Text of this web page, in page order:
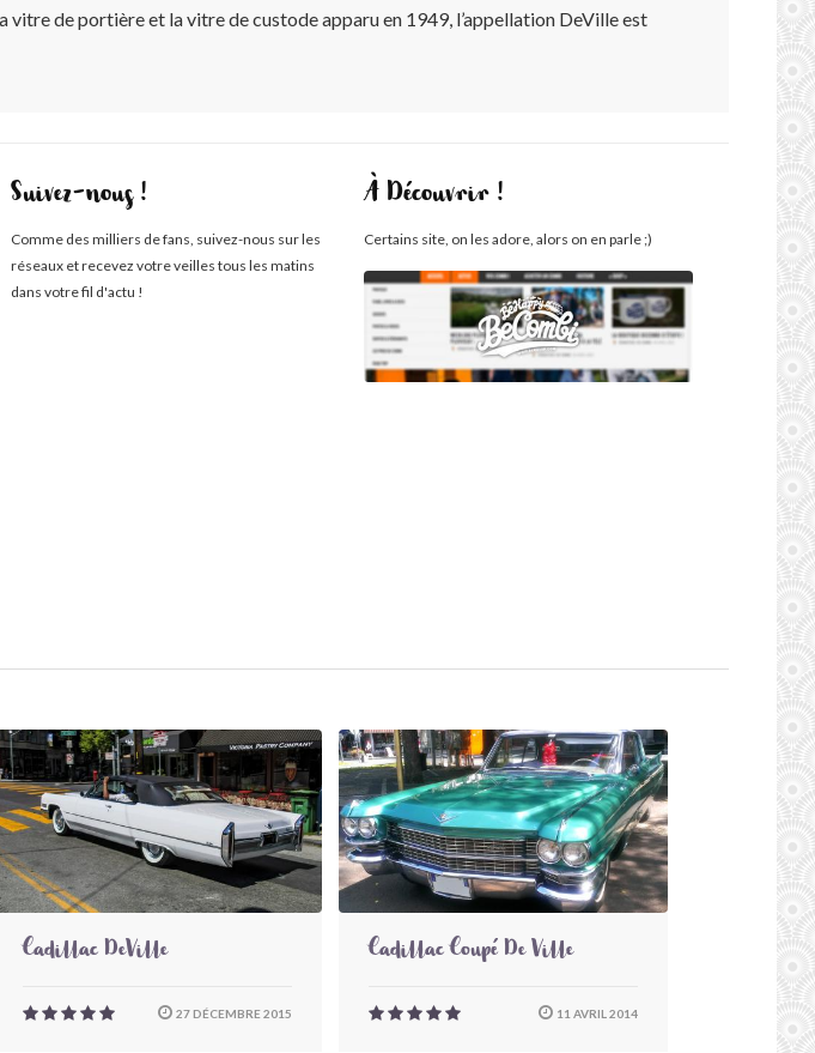
de portière et la vitre de custode apparu en 1949, l’appellation DeVille est
Suivez-nous !
Comme des milliers de fans, suivez-nous sur les
réseaux et recevez votre veilles tous les matins
dans votre fil d'actu !
À Découvrir !
Certains site, on les adore, alors on en parle ;)
Cadillac DeVille
27 DÉCEMBRE 2015
Cadillac Coupé De Ville
11 AVRIL 2014